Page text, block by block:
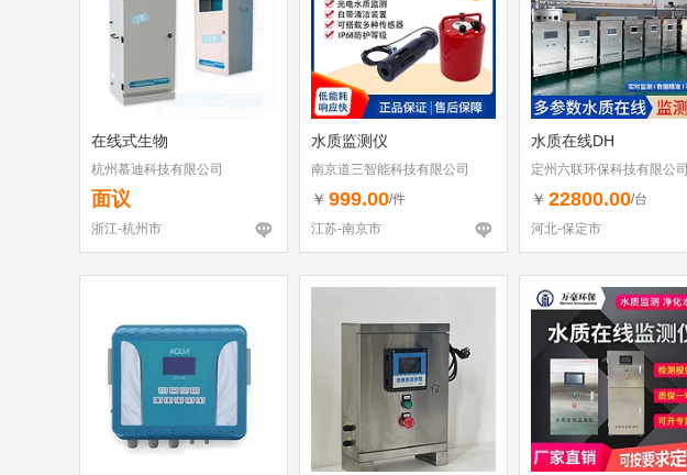
在线式生物
杭州慕迪科技有限公司
面议
浙江-杭州市
水质监测仪
南京道三智能科技有限公司
￥ 999.00/件
江苏-南京市
水质在线DH
定州六联环保科技有限公司
￥ 22800.00/台
河北-保定市